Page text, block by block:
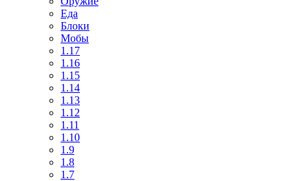
Еда
Блоки
Мобы
1.17
1.16
1.15
1.14
1.13
1.12
1.11
1.10
1.9
1.8
1.7